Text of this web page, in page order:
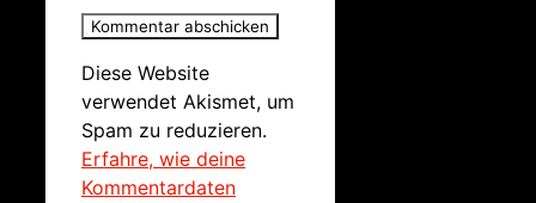
Diese Website
verwendet Akismet, um
Spam zu reduzieren.
Erfahre, wie deine
Kommentardaten